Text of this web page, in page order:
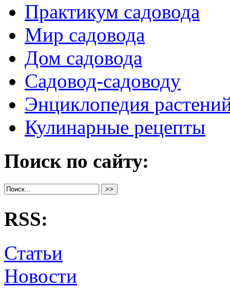
Практикум садовода
Мир садовода
Дом садовода
Садовод-садоводу
Энциклопедия
Кулинарные рецепты
Поиск по сайту:
RSS:
Статьи
Новости